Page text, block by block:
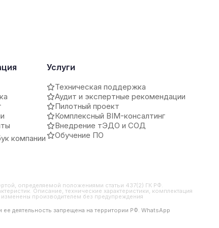
компании
Услуги
Техническая поддержка
Аудит и экспертные рекомендации
Пилотный проект
Комплексный BIM-консалтинг
Внедрение тЭДО и СОД
Обучение ПО
определяемой положениями статьи 437(2) ГК РФ.
Описание, технические характеристики, комплектация
изменены производителем без предупреждения
деятельность запрещена на территории РФ. WhatsApp